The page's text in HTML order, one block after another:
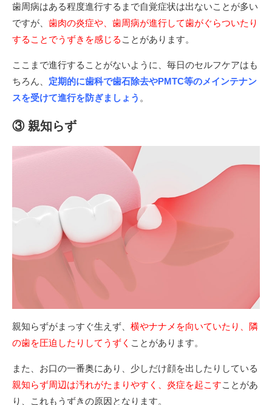
歯周病はある程度進行するまで自覚症状は出ないことが多い
ですが、 歯肉の炎症や、歯周病が進行して歯がぐらついたり
することでうずきを感じる ことがあります。
ここまで進行することがないように、毎日のセルフケアはも
ちろん、 定期的に歯科で歯石除去やPMTC等のメインテナン
スを受けて進行を防ぎましょう 。
③ 親知らず
親知らずがまっすぐ生えず、 横やナナメを向いていたり、隣
の歯を圧迫したりしてうずく ことがあります。
また、お口の一番奥にあり、少しだけ顔を出したりしている
親知らず周辺は汚れがたまりやすく、炎症を起こすことがあ
り、これもうずきの原因となります。